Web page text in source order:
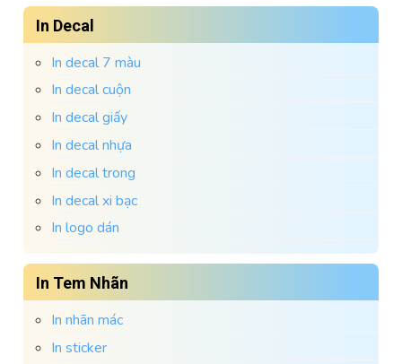
In Decal
In decal 7 màu
In decal cuộn
In decal giấy
In decal nhựa
In decal trong
In decal xi bạc
In logo dán
In Tem Nhãn
In nhãn mác
In sticker